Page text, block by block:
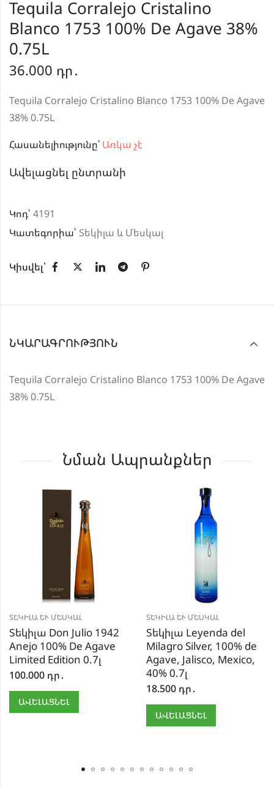
Tequila Corralejo Cristalino
Blanco 1753 100% De Agave 38%
0.75L
36.000 դր․
Tequila Corralejo Cristalino Blanco 1753 100% De Agave
38% 0.75L
Հասանելիությունը՝ Առկա չէ
Ավելացնել ընտրանի
Կոդ՝ 4191
Կատեգորիա՝ Տեկիլա և Մեսկալ
Կիսվել՝
ՆԿԱՐԱԳՐՈՒԹՅՈՒՆ
Tequila Corralejo Cristalino Blanco 1753 100% De Agave
38% 0.75L
Նման Ապրանքներ
ՏԵԿԻԼԱ ԵՒ ՄԵՍԿԱԼ
Տեկիլա Don Julio 1942
Anejo 100% De Agave
Limited Edition 0.7լ
100.000 դր․
ԱՎԵԼԱՑՆԵԼ
ՏԵԿԻԼԱ ԵՒ ՄԵՍԿԱԼ
Տեկիլա Leyenda del
Milagro Silver, 100% de
Agave, Jalisco, Mexico,
40% 0.7լ
18.500 դր․
ԱՎԵԼԱՑՆԵԼ